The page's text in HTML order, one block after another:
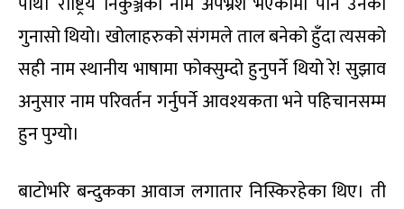
गुनासो थियो। खोलाहरुको संगमले ताल बनेको हुँदा त्यसको
सही नाम स्थानीय भाषामा फोक्सुम्दो हुनुपर्ने थियो रे! सुझाव
अनुसार नाम परिवर्तन गर्नुपर्ने आवश्यकता भने पहिचानसम्म
हुन पुग्यो।
बाटोभरि बन्दुकका आवाज लगातार निस्किरहेका थिए। ती